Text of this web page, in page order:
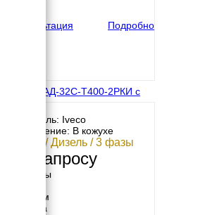
Консультация
Подробно
IVECO АД-32С-Т400-2РКИ с
Двигатель: Iveco
Исполнение: В кожухе
32 кВт / Дизель / 3 фазы
По запросу
Размеры
2000 мм
Ширина